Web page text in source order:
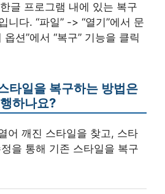
글 프로그램 내에 있는 복구
니다. “파일” -> “열기”에서 문
션”에서 “복구” 기능을 클릭
타일을 복구하는 방법은
하나요?
어 깨진 스타일을 찾고, 스타
을 통해 기존 스타일을 복구